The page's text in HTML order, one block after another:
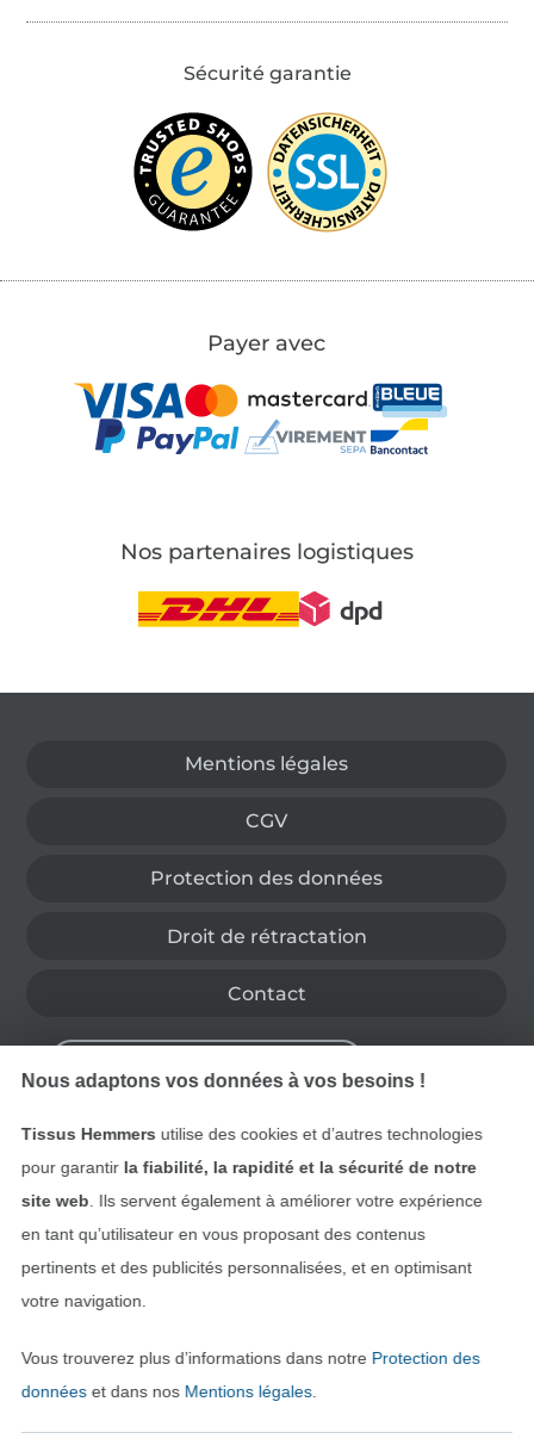
Sécurité garantie
Payer avec
Nos partenaires logistiques
Mentions légales
CGV
Protection des données
Droit de rétractation
Contact
Trouvez plus d’idées
Nous adaptons vos données à vos besoins !
Tissus Hemmers utilise des cookies et d’autres technologies
pour garantir la fiabilité, la rapidité et la sécurité de notre
site web . Ils servent également à améliorer votre expérience
en tant qu’utilisateur en vous proposant des contenus
pertinents et des publicités personnalisées, et en optimisant
votre navigation.
Vous trouverez plus d’informations dans notre Protection des
donnéeset dans nos Mentions légales.